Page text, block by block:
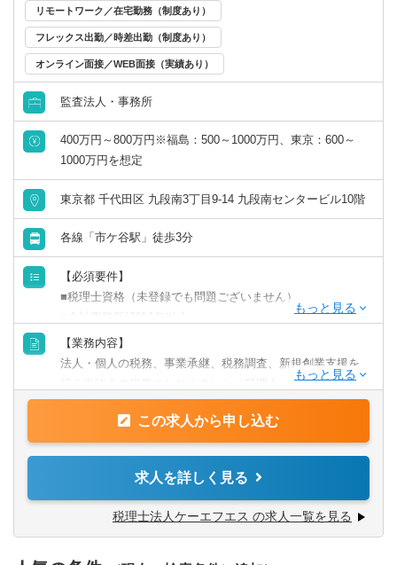
リモートワーク／在宅勤務（制度あり）
フレックス出勤／時差出勤（制度あり）
オンライン面接／WEB面接（実績あり）
監査法人・事務所
400万円～800万円※福島：500～1000万円、東京：600～
1000万円を想定
東京都 千代田区 九段南3丁目9-14 九段南センタービル10階
各線「市ケ谷駅」徒歩3分
【必須要件】
■税理士資格（未登録でも問題ございません）
※メインの業務が税法チェックのため、上記のご経験は必
須となります。
パートナー税理士、他税務コンサルタントと共にチームで
クライアントの課題解決を行っております。
＜顧問先エリア＞
・東京事務所：東京都内、埼玉県、神奈川県、千葉県、茨
城県 など
・福島事務所：福島県内、宮城県、山形県、栃木県の一部
・オンライン対応：九州、関西、北海道 など
【業務内容】
法人・個人の税務、事業承継、税務調査、新規創業支援を
行う当法人の税務コンサルタント（税理士）を募集してお
※リモートでの勤務は可能ですが、入社後からいきなりフ
ルリモートというのは行っておりません。
■主な業務内容：
・税務相談
・法人個人の各種税務申告（法人税、事業税、消費税、所
この求人から申し込む
求人を詳しく見る
税理士法人ケーエフエス の求人一覧を見る